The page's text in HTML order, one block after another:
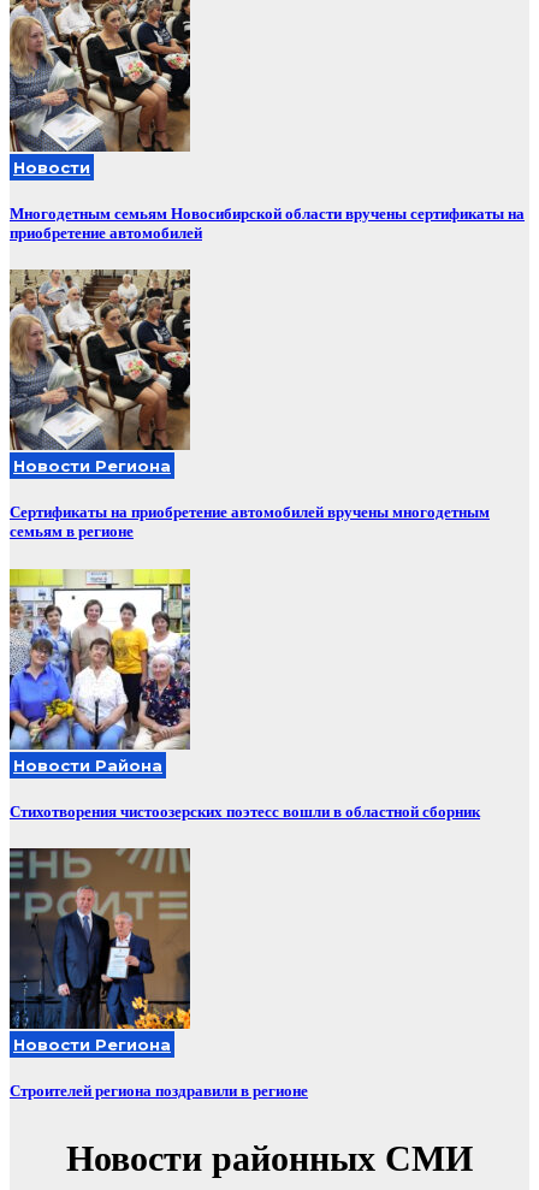
Новости
Многодетным семьям Новосибирской области вручены сертификаты на
приобретение автомобилей
Новости Региона
Сертификаты на приобретение автомобилей вручены многодетным
семьям в регионе
Новости Района
Стихотворения чистоозерских поэтесс вошли в областной сборник
Новости Региона
Строителей региона поздравили в регионе